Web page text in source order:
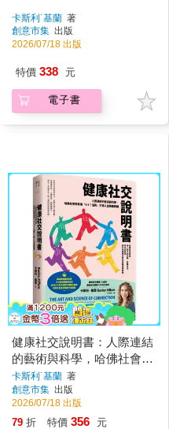
卡斯利˙基蘭 著
創意市集 出版
2026/07/18 出版
特價 338 元
電子書
健康社交說明書：人際連結
的藝術與科學，哈佛社會學
家用「5-3-1法則」打開人生
快樂關鍵【鸚鵡螺圖書獎金
獎】
卡斯利˙基蘭 著
創意市集 出版
2026/07/18 出版
79 折 特價 356 元